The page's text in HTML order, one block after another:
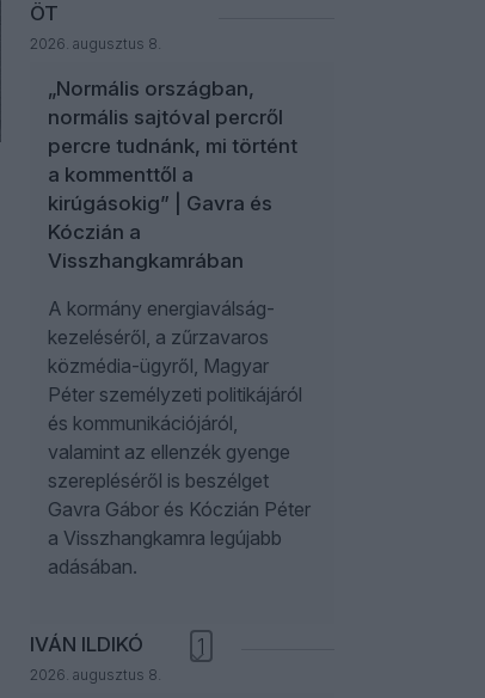
ÖT
2026. augusztus 8.
„Normális országban,
normális sajtóval percről
percre tudnánk, mi történt
a kommenttől a
kirúgásokig” | Gavra és
Kóczián a
Visszhangkamrában
A kormány energiaválság-
kezeléséről, a zűrzavaros
közmédia-ügyről, Magyar
Péter személyzeti politikájáról
és kommunikációjáról,
valamint az ellenzék gyenge
szerepléséről is beszélget
Gavra Gábor és Kóczián Péter
a Visszhangkamra legújabb
adásában.
IVÁN ILDIKÓ
2026. augusztus 8.
1